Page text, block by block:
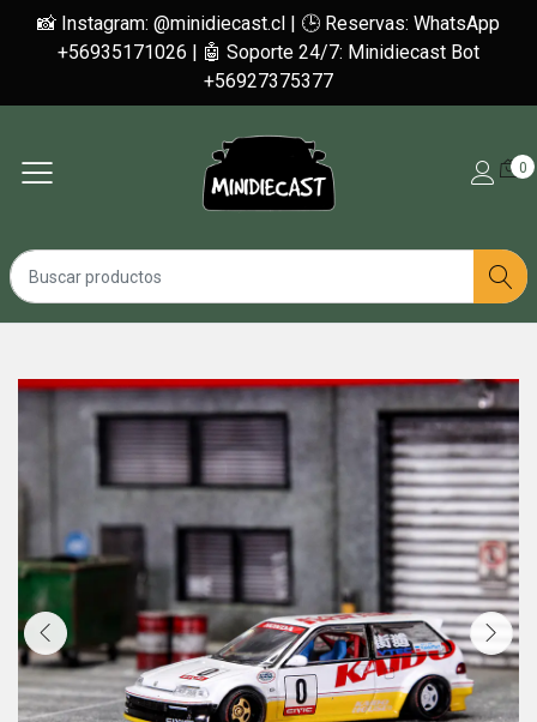
📸 Instagram: @minidiecast.cl | 🕒 Reservas: WhatsApp
+56935171026 | 🤖 Soporte 24/7: Minidiecast Bot
+56927375377
0